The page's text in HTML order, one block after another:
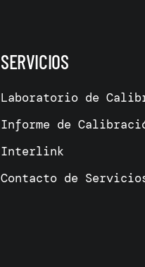
SERVICIOS
Laboratorio de
Informe de
Interlink
Contacto de